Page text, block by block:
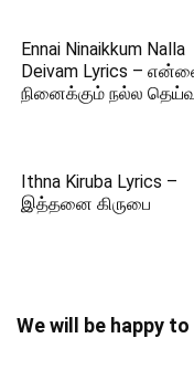
Ennai Ninaikkum Nalla
Deivam Lyrics –
நினைக்கும் நல்ல
Ithna Kiruba Lyrics –
இத்தனை கிருபை
We will be happy